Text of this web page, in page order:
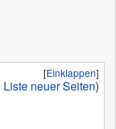
Einklappen
Liste neuer Seiten)